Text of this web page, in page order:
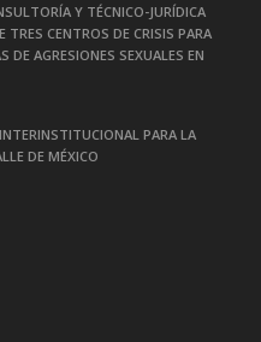
Y TÉCNICO-JURÍDICA
TRES CENTROS DE CRISIS PARA
DE AGRESIONES SEXUALES EN
PARA LA
DE MÉXICO